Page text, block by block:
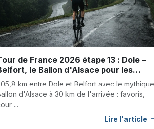
de France 2026 étape 13 : Dole –
le Ballon d'Alsace pour les
favoris et outsiders
km entre Dole et Belfort avec le mythique
d'Alsace à 30 km de l'arrivée : favoris,
...
Lire l'article